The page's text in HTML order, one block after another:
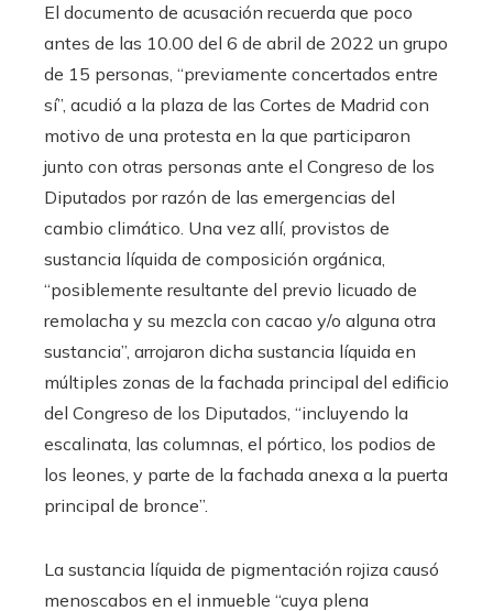
El documento de acusación recuerda que poco
antes de las 10.00 del 6 de abril de 2022 un grupo
de 15 personas, “previamente concertados entre
sí”, acudió a la plaza de las Cortes de Madrid con
motivo de una protesta en la que participaron
junto con otras personas ante el Congreso de los
Diputados por razón de las emergencias del
cambio climático. Una vez allí, provistos de
sustancia líquida de composición orgánica,
“posiblemente resultante del previo licuado de
remolacha y su mezcla con cacao y/o alguna otra
sustancia”, arrojaron dicha sustancia líquida en
múltiples zonas de la fachada principal del edificio
del Congreso de los Diputados, “incluyendo la
escalinata, las columnas, el pórtico, los podios de
los leones, y parte de la fachada anexa a la puerta
principal de bronce”.
La sustancia líquida de pigmentación rojiza causó
menoscabos en el inmueble “cuya plena